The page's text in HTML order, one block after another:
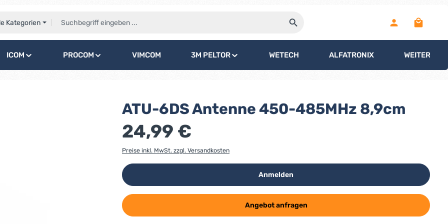
Kategorien
ICOM PROCOM VIMCOM 3M PELTOR WETECH ALFATRONIX WEITERE
ATU-6DS Antenne 450-485MHz 8,9cm
24,99 €
Preise inkl. MwSt. zzgl. Versandkosten
Anmelden
Angebot anfragen